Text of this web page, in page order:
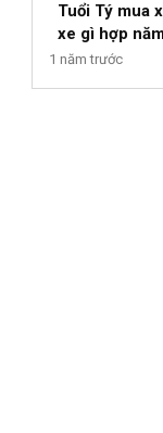
Tuổi Tý mua
xe gì hợp
1 năm trước